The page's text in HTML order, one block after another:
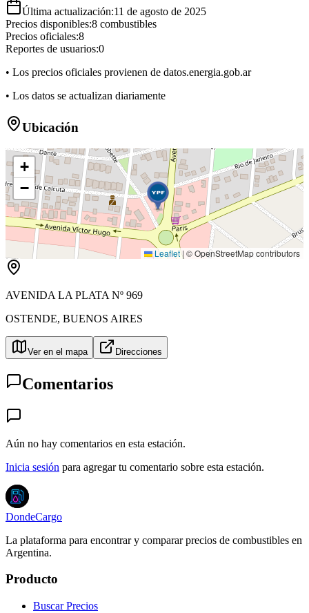
Última actualización:11 de agosto de 2025
Precios disponibles:8 combustibles
Precios oficiales:8
Reportes de usuarios:0
• Los precios oficiales provienen de datos.energia.gob.ar
• Los datos se actualizan diariamente
Ubicación
+
−
Leaflet| © OpenStreetMap contributors
AVENIDA LA PLATA Nº 969
OSTENDE, BUENOS AIRES
Ver en el mapa Direcciones
Comentarios
Aún no hay comentarios en esta estación.
Inicia sesión para agregar tu comentario sobre esta estación.
DondeCargo
La plataforma para encontrar y comparar precios de combustibles en
Argentina.
Producto
Buscar Precios